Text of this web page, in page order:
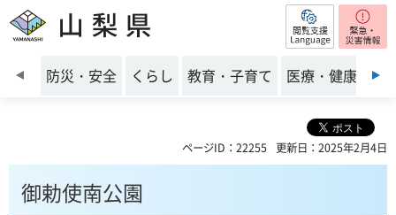
山梨県 閲覧支援
前のスライドを表示
防災・安全 くらし 教育・子育て 医療・健康・福
ページID：22255 更新日：2025年2月4日
御勅使南公園